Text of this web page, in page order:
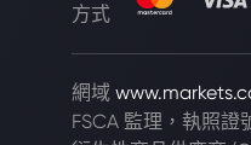
方式
網域
FSCA 監理，執照證